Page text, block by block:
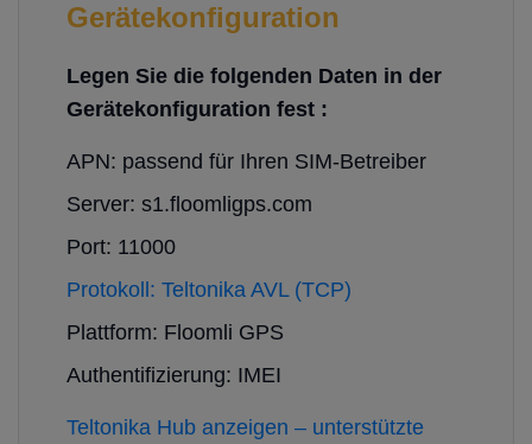
Gerätekonfiguration
Legen Sie die folgenden Daten in der
Gerätekonfiguration fest :
APN: passend für Ihren SIM-Betreiber
Server: s1.floomligps.com
Port: 11000
Protokoll: Teltonika AVL (TCP)
Plattform: Floomli GPS
Authentifizierung: IMEI
Teltonika Hub anzeigen – unterstützte